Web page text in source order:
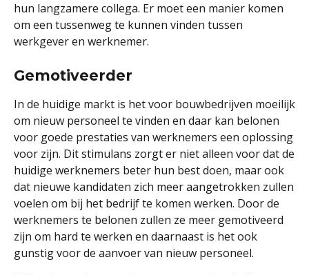
hun langzamere collega. Er moet een manier komen
om een tussenweg te kunnen vinden tussen
werkgever en werknemer.
Gemotiveerder
In de huidige markt is het voor bouwbedrijven moeilijk
om nieuw personeel te vinden en daar kan belonen
voor goede prestaties van werknemers een oplossing
voor zijn. Dit stimulans zorgt er niet alleen voor dat de
huidige werknemers beter hun best doen, maar ook
dat nieuwe kandidaten zich meer aangetrokken zullen
voelen om bij het bedrijf te komen werken. Door de
werknemers te belonen zullen ze meer gemotiveerd
zijn om hard te werken en daarnaast is het ook
gunstig voor de aanvoer van nieuw personeel.